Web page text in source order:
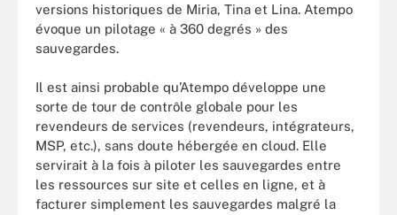
versions historiques de Miria, Tina et Lina. Atempo
évoque un pilotage « à 360 degrés » des
sauvegardes.
Il est ainsi probable qu’Atempo développe une
sorte de tour de contrôle globale pour les
revendeurs de services (revendeurs, intégrateurs,
MSP, etc.), sans doute hébergée en cloud. Elle
servirait à la fois à piloter les sauvegardes entre
les ressources sur site et celles en ligne, et à
facturer simplement les sauvegardes malgré la